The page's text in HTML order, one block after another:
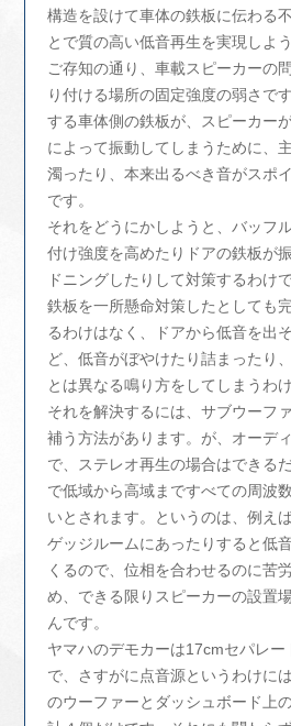
構造を設けて車体の鉄板に伝わる
とで質の高い低音再生を実現しよ
ご存知の通り、車載スピーカーの
り付ける場所の固定強度の弱さで
する車体側の鉄板が、スピーカー
によって振動してしまうために、
濁ったり、本来出るべき音がスポ
です。
それをどうにかしようと、バッフ
付け強度を高めたりドアの鉄板が
ドニングしたりして対策するわけ
鉄板を一所懸命対策したとしても
るわけはなく、ドアから低音を出
ど、低音がぼやけたり詰まったり
とは異なる鳴り方をしてしまうわけ
それを解決するには、サブウーフ
補う方法があります。が、オーデ
で、ステレオ再生の場合はできる
で低域から高域まですべての周波
いとされます。というのは、例え
ゲッジルームにあったりすると低
くるので、位相を合わせるのに苦
め、できる限りスピーカーの設置
んです。
ヤマハのデモカーは17cmセパレー
で、さすがに点音源というわけに
のウーファーとダッシュボード上